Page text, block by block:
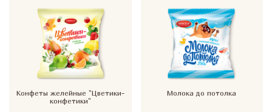
Конфеты желейные "Цветики-
конфетики"
Молока до потолка